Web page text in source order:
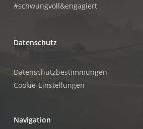
#schwungvoll&engagiert
Datenschutz
Datenschutzbestimmungen
Cookie-Einstellungen
Navigation